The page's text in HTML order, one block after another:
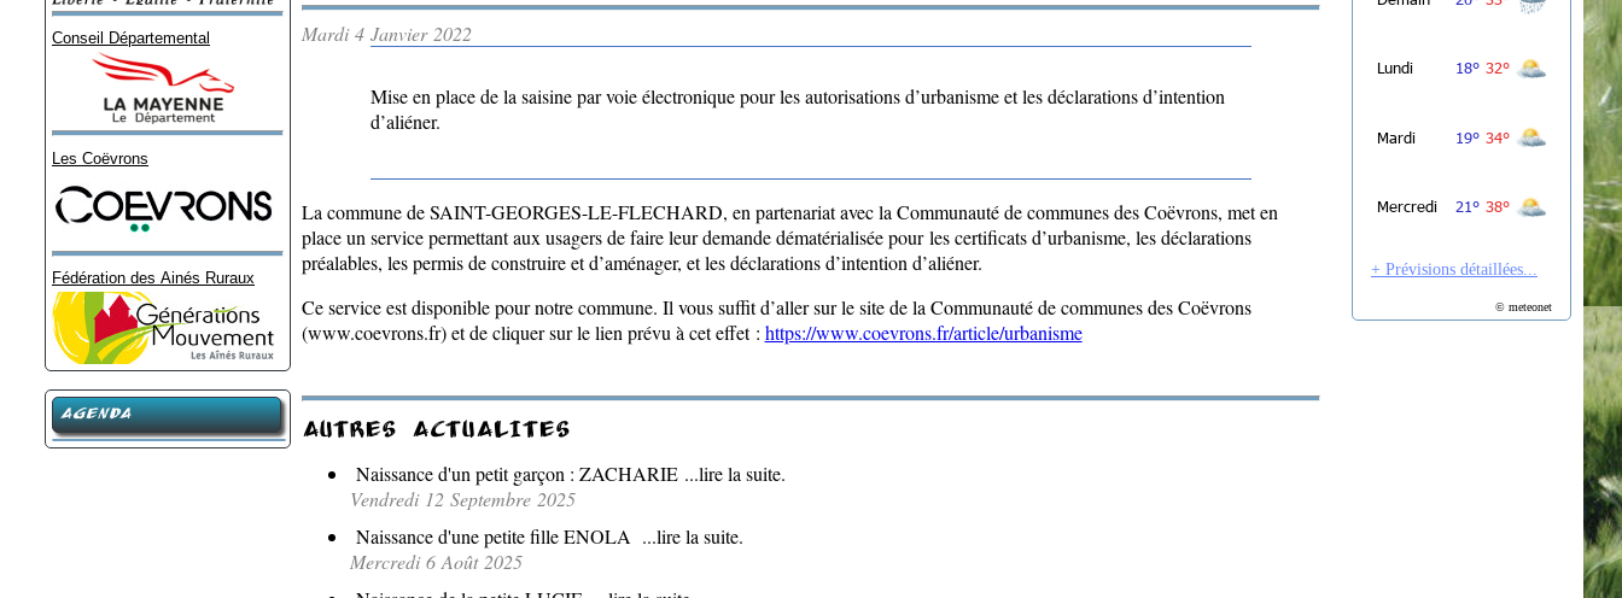
Conseil Départemental
Les Coëvrons
Fédération des Ainés Ruraux
AGENDA
+ Prévisions détaillées...
© meteonet
Mardi 4 Janvier 2022
Mise en place de la saisine par voie électronique pour les autorisations d’urbanisme et les déclarations d’intention
d’aliéner.
La commune de SAINT-GEORGES-LE-FLECHARD, en partenariat avec la Communauté de communes des Coëvrons, met en
place un service permettant aux usagers de faire leur demande dématérialisée pour les certificats d’urbanisme, les déclarations
préalables, les permis de construire et d’aménager, et les déclarations d’intention d’aliéner.
Ce service est disponible pour notre commune. Il vous suffit d’aller sur le site de la Communauté de communes des Coëvrons
(www.coevrons.fr) et de cliquer sur le lien prévu à cet effet : https://www.coevrons.fr/article/urbanisme
AUTRES ACTUALITES
Naissance d'un petit garçon : ZACHARIE ...lire la suite.
Vendredi 12 Septembre 2025
Naissance d'une petite fille ENOLA ...lire la suite.
Mercredi 6 Août 2025